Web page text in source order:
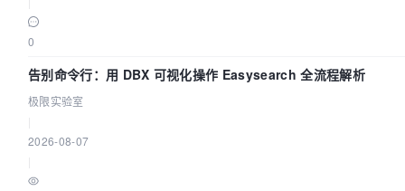
0
告别命令行：用 DBX 可视化操作 Easysearch 全流程解析
极限实验室
2026-08-07